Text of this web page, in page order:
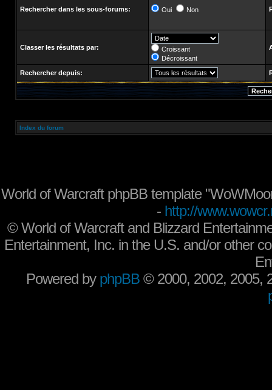
Rechercher dans les sous-forums: Oui Non
Classer les résultats par:
Croissant
Décroissant
Rechercher depuis:
Index du forum
World of Warcraft phpBB template
- http://
©World of Warcraft and Blizzard
Entertainment, Inc. in the U.S. and/or other
Powered by phpBB © 2000, 2002, 2005,